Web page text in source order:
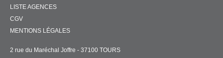
LISTE AGENCES
CGV
MENTIONS LÉGALES
2 rue du Maréchal Joffre - 37100 TOURS